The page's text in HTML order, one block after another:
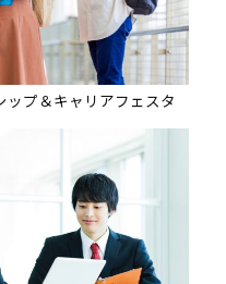
プ＆キャリアフェスタ